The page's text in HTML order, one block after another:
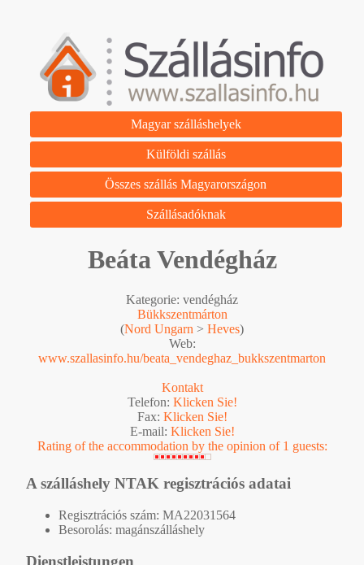
Magyar szálláshelyek
Külföldi szállás
Összes szállás Magyarországon
Szállásadóknak
Beáta Vendégház
Kategorie: vendégház
Bükkszentmárton
(Nord Ungarn > Heves)
Web:
www.szallasinfo.hu/beata_vendeghaz_bukkszentmarton
Kontakt
Telefon: Klicken Sie!
Fax: Klicken Sie!
E-mail: Klicken Sie!
Rating of the accommodation by the opinion of 1 guests:
A szálláshely NTAK regisztrációs adatai
Regisztrációs szám: MA22031564
Besorolás: magánszálláshely
Dienstleistungen